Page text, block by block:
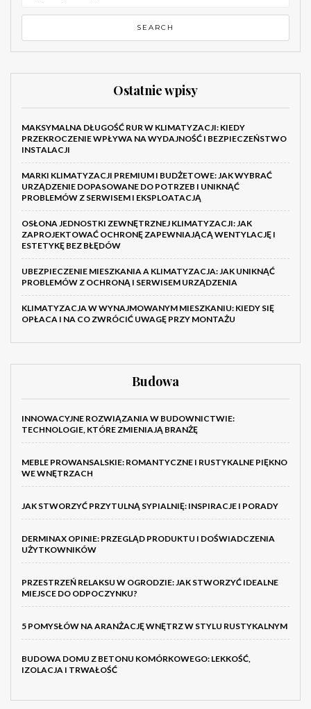
Ostatnie wpisy
MAKSYMALNA DŁUGOŚĆ RUR W KLIMATYZACJI: KIEDY
PRZEKROCZENIE WPŁYWA NA WYDAJNOŚĆ I BEZPIECZEŃSTWO
INSTALACJI
MARKI KLIMATYZACJI PREMIUM I BUDŻETOWE: JAK WYBRAĆ
URZĄDZENIE DOPASOWANE DO POTRZEB I UNIKNĄĆ
PROBLEMÓW Z SERWISEM I EKSPLOATACJĄ
OSŁONA JEDNOSTKI ZEWNĘTRZNEJ KLIMATYZACJI: JAK
ZAPROJEKTOWAĆ OCHRONĘ ZAPEWNIAJĄCĄ WENTYLACJĘ I
ESTETYKĘ BEZ BŁĘDÓW
UBEZPIECZENIE MIESZKANIA A KLIMATYZACJA: JAK UNIKNĄĆ
PROBLEMÓW Z OCHRONĄ I SERWISEM URZĄDZENIA
KLIMATYZACJA W WYNAJMOWANYM MIESZKANIU: KIEDY SIĘ
OPŁACA I NA CO ZWRÓCIĆ UWAGĘ PRZY MONTAŻU
Budowa
INNOWACYJNE ROZWIĄZANIA W BUDOWNICTWIE:
TECHNOLOGIE, KTÓRE ZMIENIAJĄ BRANŻĘ
MEBLE PROWANSALSKIE: ROMANTYCZNE I RUSTYKALNE PIĘKNO
WE WNĘTRZACH
JAK STWORZYĆ PRZYTULNĄ SYPIALNIĘ: INSPIRACJE I PORADY
DERMINAX OPINIE: PRZEGLĄD PRODUKTU I DOŚWIADCZENIA
UŻYTKOWNIKÓW
PRZESTRZEŃ RELAKSU W OGRODZIE: JAK STWORZYĆ IDEALNE
MIEJSCE DO ODPOCZYNKU?
5 POMYSŁÓW NA ARANŻACJĘ WNĘTRZ W STYLU RUSTYKALNYM
BUDOWA DOMU Z BETONU KOMÓRKOWEGO: LEKKOŚĆ,
IZOLACJA I TRWAŁOŚĆ